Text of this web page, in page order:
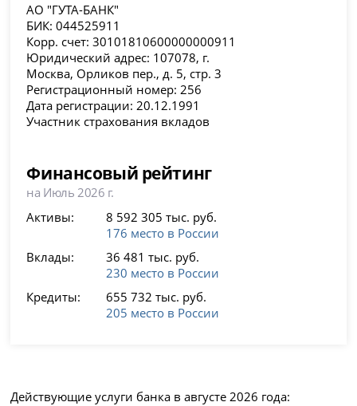
АО "ГУТА-БАНК"
БИК: 044525911
Корр. счет: 30101810600000000911
Юридический адрес: 107078, г.
Москва, Орликов пер., д. 5, стр. 3
Регистрационный номер: 256
Дата регистрации: 20.12.1991
Участник страхования вкладов
Финансовый рейтинг
на Июль 2026 г.
Активы:
8 592 305 тыс. руб.
176 место в России
Вклады:
36 481 тыс. руб.
230 место в России
Кредиты:
655 732 тыс. руб.
205 место в России
Действующие услуги банка в августе 2026 года: